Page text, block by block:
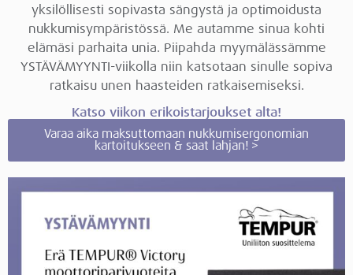
yksilöllisesti sopivasta sängystä ja optimoidusta
nukkumisympäristössä. Me autamme sinua kohti
elämäsi parhaita unia. Piipahda myymälässämme
YSTÄVÄMYYNTI-viikolla niin katsotaan sinulle sopiva
ratkaisu unen haasteiden ratkaisemiseksi.
Katso viikon erikoistarjoukset alta!
Varaa aika maksuttomaan nukkumisergonomian
kartoitukseen & saat lahjan! >